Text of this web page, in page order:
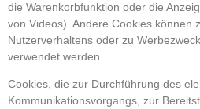
die Warenkorbfunktion oder die
von Videos). Andere Cookies können
Nutzerverhaltens oder zu
verwendet werden.
Cookies, die zur Durchführung des
Kommunikationsvorgangs, zur